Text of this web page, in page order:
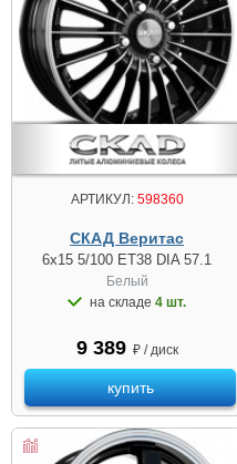
АРТИКУЛ:598360
СКАД Веритас
6x15 5/100 ET38 DIA 57.1
Белый
на складе 4 шт.
9 389 ₽ / диск
купить